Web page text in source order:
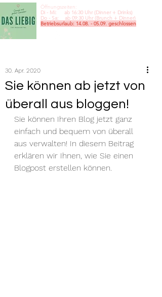
Öffnungszeiten:
Di - Mi: ab 16:30 Uhr (Dinner + Drinks)
Do - Sa: ab 09:30 Uhr (Brunch + Dinner)
Betriebsurlaub: 14.08. - 05.09. geschlossen
Sie können ab jetzt von
überall aus bloggen!
30. Apr. 2020
Sie können Ihren Blog jetzt ganz
einfach und bequem von überall
aus verwalten! In diesem Beitrag
erklären wir Ihnen, wie Sie einen
Blogpost erstellen können.